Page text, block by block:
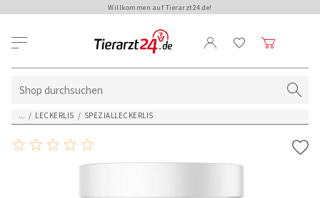
Willkommen auf Tierarzt24.de!
... / LECKERLIS / SPEZIALLECKERLIS